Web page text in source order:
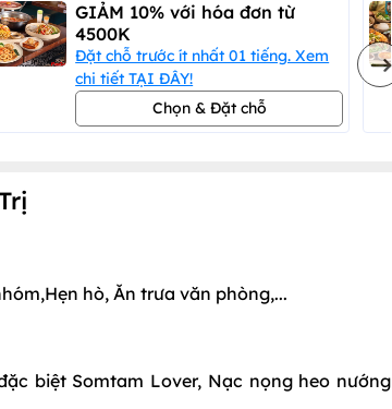
GIẢM 10% với hóa đơn từ
4500K
Đặt chỗ trước ít nhất 01 tiếng. Xem
chi tiết TẠI ĐÂY!
Chọn & Đặt chỗ
hò, Ăn trưa văn phòng,...
biệt Somtam Lover, Nạc nọng heo nướng